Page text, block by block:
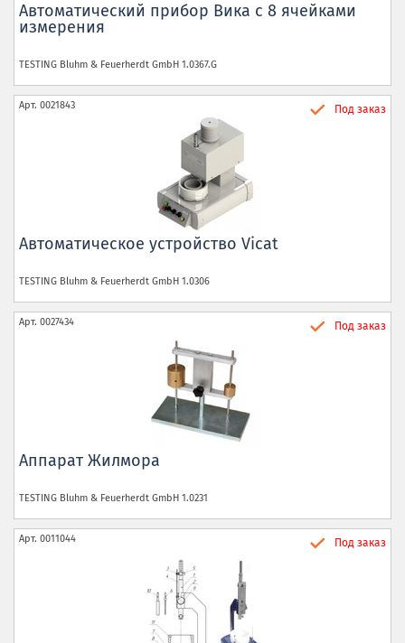
Автоматический прибор Вика с 8 ячейками
измерения
TESTING Bluhm & Feuerherdt GmbH 1.0367.G
Арт. 0021843 Под заказ
Автоматическое устройство Vicat
TESTING Bluhm & Feuerherdt GmbH 1.0306
Арт. 0027434 Под заказ
Аппарат Жилмора
TESTING Bluhm & Feuerherdt GmbH 1.0231
Арт. 0011044 Под заказ